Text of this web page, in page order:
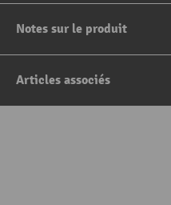
Notes sur le produit
Articles associés